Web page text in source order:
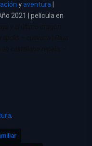
yaventura
2021 | película en